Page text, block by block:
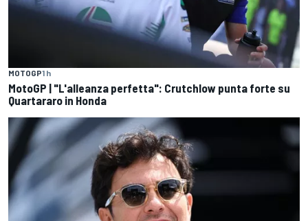
MOTOGP1 h
MotoGP | "L'alleanza perfetta": Crutchlow punta forte su
Quartararo in Honda